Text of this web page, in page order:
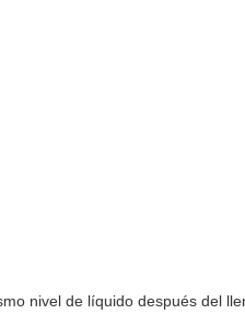
nivel de líquido después del